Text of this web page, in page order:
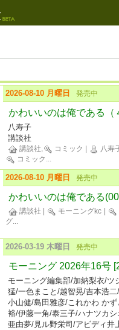
2026-08-10 月曜日 発売中
かわいいのは俺である（
八寿子
講談社
講談社, コミック 八寿
コミック ...
2026-08-10 月曜日 発売中
かわいいのは俺である
講談社 モーニングkc
グ...
2026-03-19 木曜日 発売中
モーニング 2026年16号
モーニング編集部/加納梨衣/
猛/一色まこと/越智晃/吉本浩
小山健/島田雅彦/これかわ か
裕/伊藤一角/泰三子/ハナツカ
亜由夢/見ル野栄司/アビディ井